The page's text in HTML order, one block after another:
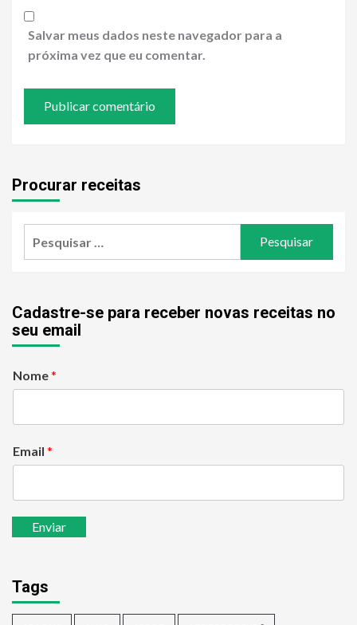
Salvar meus dados neste navegador para a
próxima vez que eu comentar.
Procurar receitas
Cadastre-se para receber novas receitas no
seu email
Nome*
Email *
Enviar
Tags